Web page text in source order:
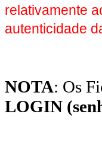
relativamente
autenticidade
NOTA: Os
LOGIN